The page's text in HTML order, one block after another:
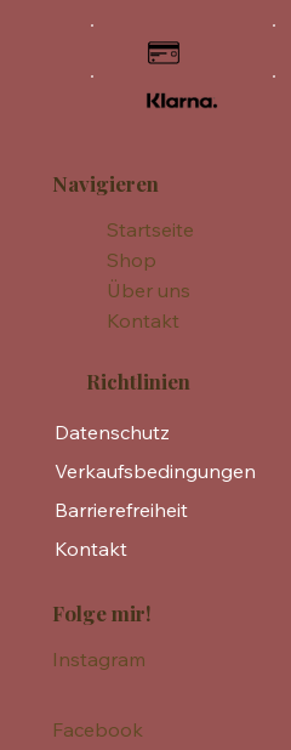
Navigieren
Startseite
Shop
Über uns
Kontakt
Richtlinien
Datenschutz
Verkaufsbedingungen
Barrierefreiheit
Kontakt
Folge mir!
Instagram
Facebook